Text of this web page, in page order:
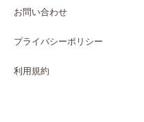
お問い合わせ
プライバシーポリシー
利用規約